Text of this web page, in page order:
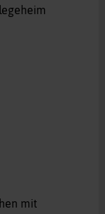
mit